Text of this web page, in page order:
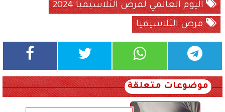
اليوم العالمي لمرض الثلاسيميا 2024
مرض الثلاسيميا
موضوعات متعلقة